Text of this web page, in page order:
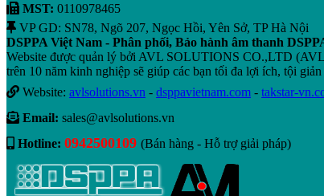
MST: 0110978465
VP GD: SN78, Ngõ 207, Ngọc Hồi, Yên Sở, TP Hà Nội
DSPPA Việt Nam - Phân phối, Bảo hành âm thanh
Website được quản lý bởi AVL SOLUTIONS CO.,LTD
trên 10 năm kinh nghiệp sẽ giúp các bạn tối đa lợi ích, tội
Website: avlsolutions.vn - dsppavietnam.com - takstar-
Email: sales@avlsolutions.vn
Hotline: 0942500109 (Bán hàng - Hỗ trợ giải pháp)